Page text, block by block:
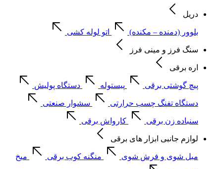
دریل
بلوور (دمنده – مکنده) اتو لوله کشی
سنگ فرز و مینی فرز
اره برقی
پیچ گوشتی برقی پیستوله دستگاه پولیش
دستگاه تفنگ چسب حرارتی سشوار صنعتی
سنباده زن برقی کارواش برقی
لوازم جانبی ابزار های برقی
مبل شوی و فرش شوی منگنه کوب برقی میخ